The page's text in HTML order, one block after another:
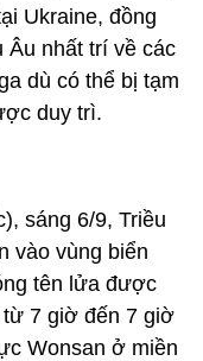
Ukraine, đồng
Âu nhất trí về các
dù có thể bị tạm
duy trì.
sáng 6/9, Triều
vào vùng biển
tên lửa được
7 giờ đến 7 giờ
Wonsan ở miền